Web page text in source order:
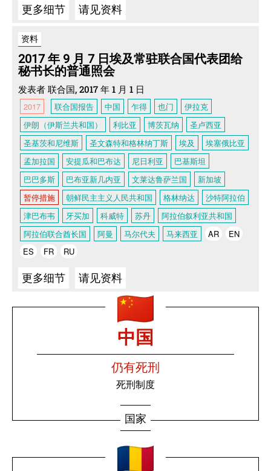
更多细节 请见资料
资料
2017 年 9 月 7 日埃及常驻联合国代表团给
秘书长的普通照会
发表者 联合国, 2017 年 1 月 1 日
2017 联合国报告 中国 乍得 也门
伊拉克
伊朗（伊斯兰共和国）
利比亚 博茨瓦纳
圣卢西亚
圣基茨和尼维斯
圣文森特和格林纳丁斯 埃及
埃塞俄比亚
孟加拉国
安提瓜和巴布达 尼日利亚
巴基斯坦
巴巴多斯
巴布亚新几内亚 文莱达鲁萨兰国
新加坡
暂停措施
朝鲜民主主义人民共和国 格林纳达
沙特阿拉伯
津巴布韦
牙买加 科威特 苏丹
阿拉伯叙利亚共和国
阿拉伯联合酋长国
阿曼 马尔代夫 马来西亚 AR
EN
ES
FR RU
更多细节 请见资料
中国
仍有死刑
死刑制度
国家